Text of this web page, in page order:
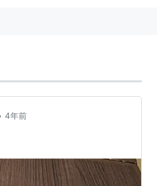
4年前